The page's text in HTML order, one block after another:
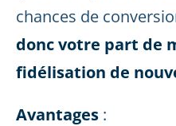
chances de
donc votre part de
fidélisation de
Avantages :